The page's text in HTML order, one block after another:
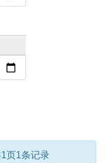
页1条记录